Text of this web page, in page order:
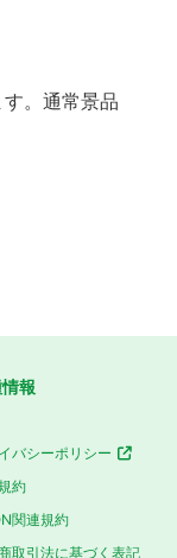
。通常景品
報
バシーポリシー
約
関連規約
取引法に基づく表記